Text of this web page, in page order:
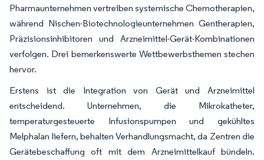
Pharmaunternehmen vertreiben systemische Chemotherapien,
während Nischen-Biotechnologieunternehmen Gentherapien,
Präzisionsinhibitoren und Arzneimittel-Gerät-Kombinationen
verfolgen. Drei bemerkenswerte Wettbewerbsthemen stechen
hervor.
Erstens ist die Integration von Gerät und Arzneimittel
entscheidend. Unternehmen, die Mikrokatheter,
temperaturgesteuerte Infusionspumpen und gekühltes
Melphalan liefern, behalten Verhandlungsmacht, da Zentren die
Gerätebeschaffung oft mit dem Arzneimittelkauf bündeln.